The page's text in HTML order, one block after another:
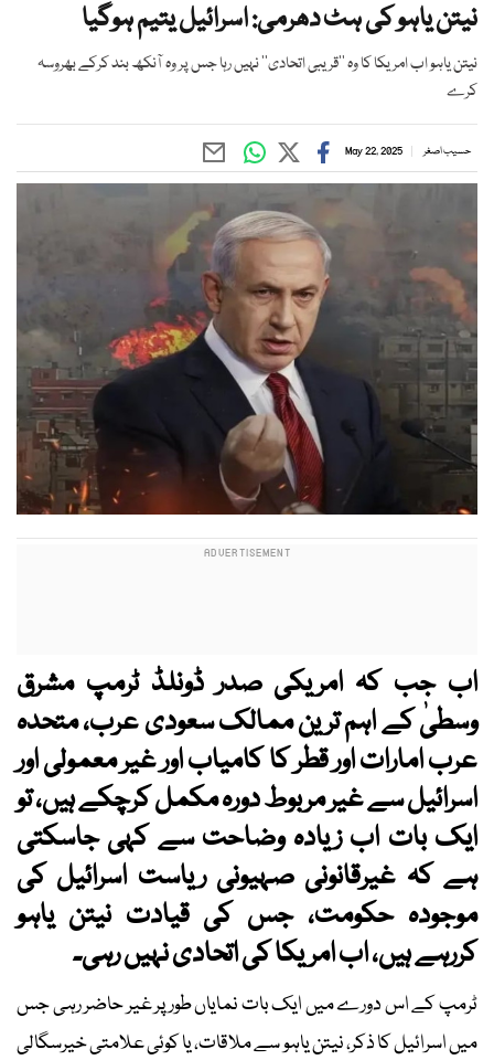
نیتن یاہو کی ہٹ دھرمی: اسرائیل یتیم ہوگیا
نیتن یاہو اب امریکا کا وہ ’’قریبی اتحادی‘‘ نہیں رہا جس پر وہ آنکھ بند کرکے بھروسہ
کرے
حسیب اصغر May 22, 2025
اب جب کہ امریکی صدر ڈونلڈ ٹرمپ مشرق
وسطیٰ کے اہم ترین ممالک سعودی عرب، متحدہ
عرب امارات اور قطر کا کامیاب اور غیر معمولی اور
اسرائیل سے غیر مربوط دورہ مکمل کرچکے ہیں، تو
ایک بات اب زیادہ وضاحت سے کہی جاسکتی
ہے کہ غیرقانونی صہیونی ریاست اسرائیل کی
موجودہ حکومت، جس کی قیادت نیتن یاہو
کررہے ہیں، اب امریکا کی اتحادی نہیں رہی۔
ٹرمپ کے اس دورے میں ایک بات نمایاں طور پر غیر حاضر رہی جس
میں اسرائیل کا ذکر، نیتن یاہو سے ملاقات، یا کوئی علامتی خیرسگالی